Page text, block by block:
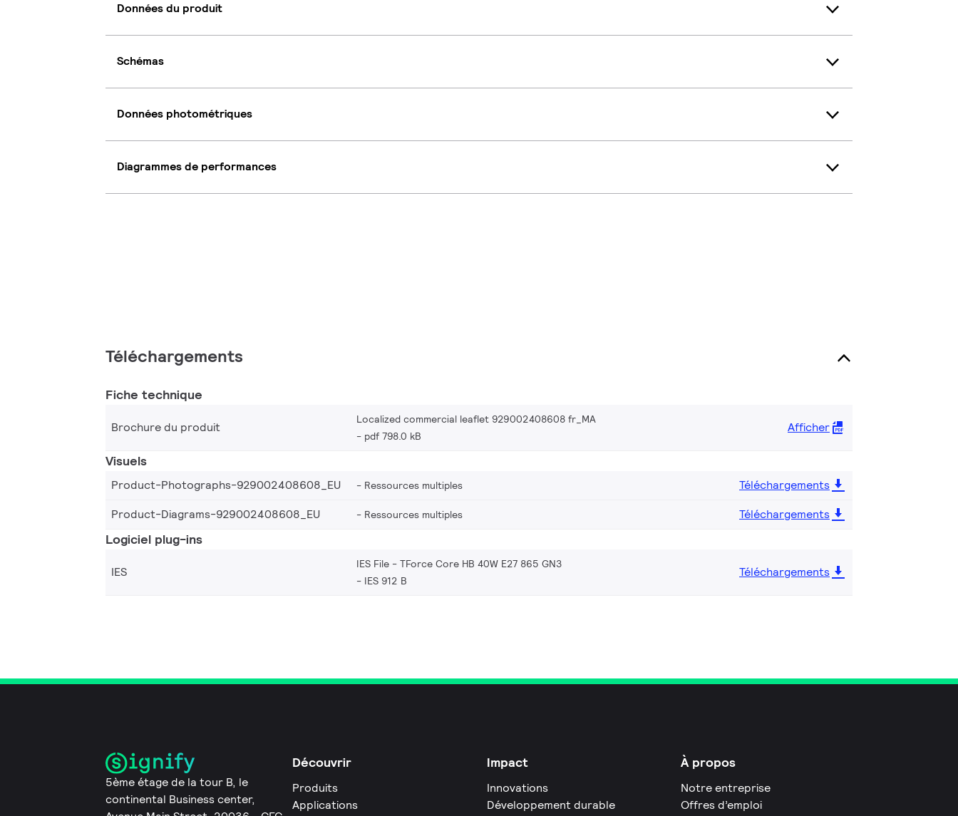
Données du produit
Schémas
Données photométriques
Diagrammes de performances
Téléchargements
Fiche technique
Brochure du produit
Localized commercial leaflet 929002408608 fr_MA
pdf 798.0 kB
Afficher
Visuels
Product-Photographs-929002408608_EU Ressources multiples
Téléchargements
Product-Diagrams-929002408608_EU
Ressources multiples Téléchargements
Logiciel plug-ins
IES
IES File - TForce Core HB 40W E27 865 GN3
IES 912 B
Téléchargements
5ème étage de la tour B, le
continental Business center,
Découvrir
Produits
Applications
Impact
Innovations
Développement durable
À propos
Notre entreprise
Offres d’emploi